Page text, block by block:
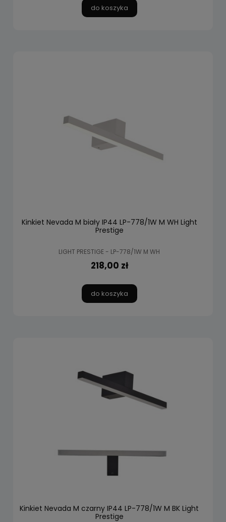
do koszyka
Kinkiet Nevada M biały IP44 LP-778/1W M WH Light
Prestige
LIGHT PRESTIGE - LP-778/1W M WH
218,00 zł
do koszyka
Kinkiet Nevada M czarny IP44 LP-778/1W M BK Light
Prestige